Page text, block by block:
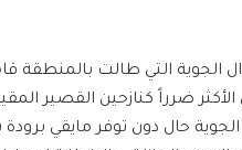
الجوية التي طالت
ضرراً كنازحين القصير
حال دون توفر مايقي